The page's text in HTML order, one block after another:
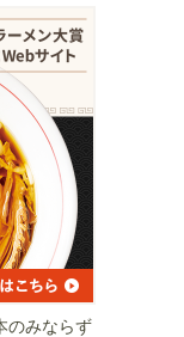
のみならず